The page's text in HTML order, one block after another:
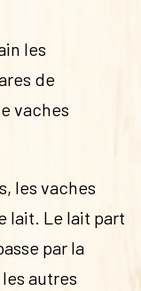
les
de
vaches
les vaches
lait. Le lait part
par la
autres